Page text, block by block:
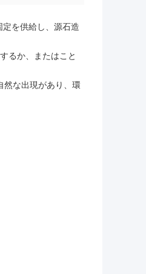
を供給し、源石造
るか、またはこと
然な出現があり、環